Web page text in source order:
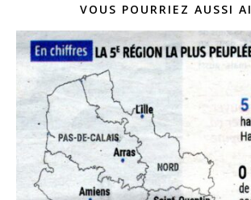
VOUS POURRIEZ AUSSI